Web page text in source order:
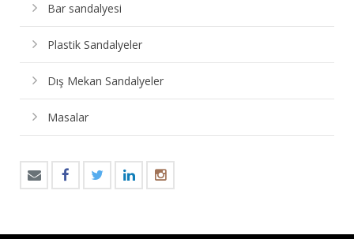
Bar sandalyesi
Plastik Sandalyeler
Dış Mekan Sandalyeler
Masalar